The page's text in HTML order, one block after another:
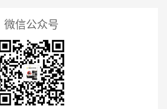
微信公众号